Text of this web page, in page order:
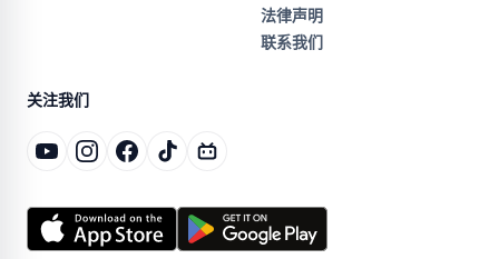
法律声明
联系我们
关注我们